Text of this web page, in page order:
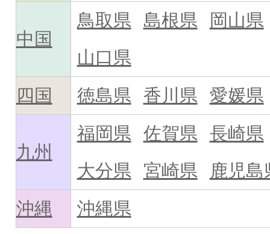
中国
鳥取県 島根県
岡山県
山口県
四国
徳島県 香川県 愛媛県
九州
福岡県 佐賀県
長崎県
大分県
宮崎県
鹿児島
沖縄
沖縄県